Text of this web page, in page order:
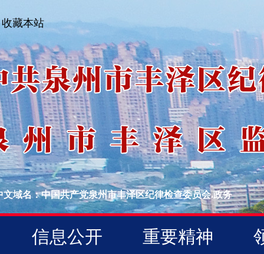
收藏本站
文域名：中国共产党泉州市丰泽区纪律检查委员会.政务
信息公开 重要精神